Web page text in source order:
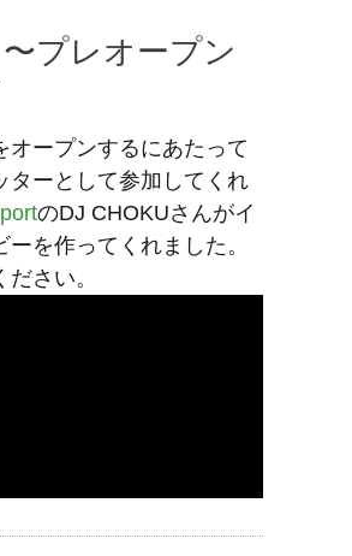
プレオープン
オープンするにあたって
ターとして参加してくれ
のDJ CHOKUさんがイ
ーを作ってくれました。
さい。